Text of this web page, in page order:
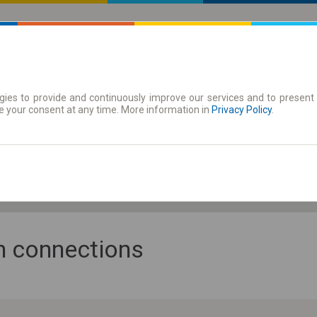
| Tickets Season tickets
connections
to provide and continuously improve our services and to
your consent at any time. More information in Privacy Policy.